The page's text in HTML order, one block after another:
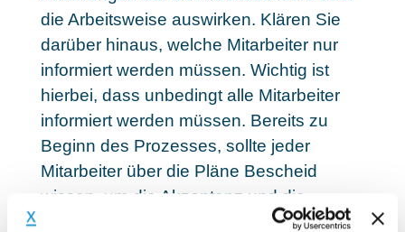
die Arbeitsweise auswirken. Klären Sie
darüber hinaus, welche Mitarbeiter nur
informiert werden müssen. Wichtig ist
hierbei, dass unbedingt alle Mitarbeiter
informiert werden müssen. Bereits zu
Beginn des Prozesses, sollte jeder
Mitarbeiter über die Pläne Bescheid
wissen, um die Akzeptanz und die
Unterstützung im Unternehmen zu